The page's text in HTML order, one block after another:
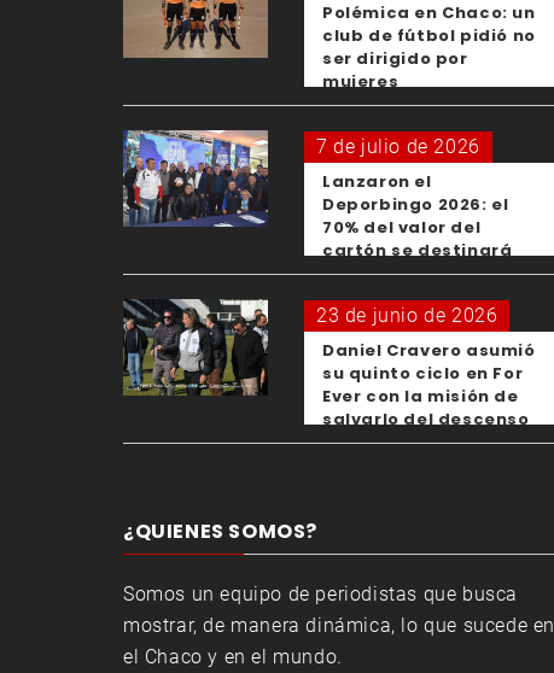
Polémica en Chaco: un
club de fútbol pidió no
ser dirigido por
mujeres
7 de julio de 2026
Lanzaron el
Deporbingo 2026: el
70% del valor del
cartón se destinará
para los clubes
23 de junio de 2026
Daniel Cravero asumió
su quinto ciclo en For
Ever con la misión de
salvarlo del descenso
¿QUIENES SOMOS?
Somos un equipo de periodistas que busca
mostrar, de manera dinámica, lo que sucede en
el Chaco y en el mundo.